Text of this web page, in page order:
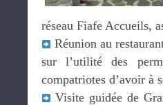
réseau Fiafe Accueils,
Réunion au
sur l’utilité des
compatriotes d’avoir à
Visite guidée de